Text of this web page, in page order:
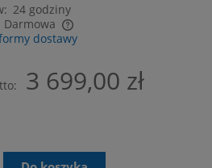
24 godziny
Darmowa
dostawy
3 699,00 zł